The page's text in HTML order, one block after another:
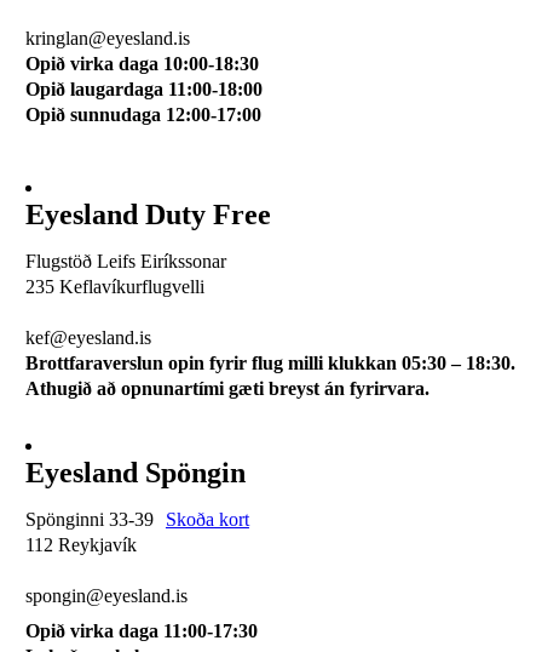
kringlan@eyesland.is
Opið virka daga 10:00-18:30
Opið laugardaga 11:00-18:00
Opið sunnudaga 12:00-17:00
Eyesland Duty Free
Flugstöð Leifs Eiríkssonar
235 Keflavíkurflugvelli
kef@eyesland.is
Brottfaraverslun opin fyrir flug milli klukkan 05:30 – 18:30.
Athugið að opnunartími gæti breyst án fyrirvara.
Eyesland Spöngin
Spönginni 33-39
Skoða kort
112 Reykjavík
spongin@eyesland.is
Opið virka daga 11:00-17:30